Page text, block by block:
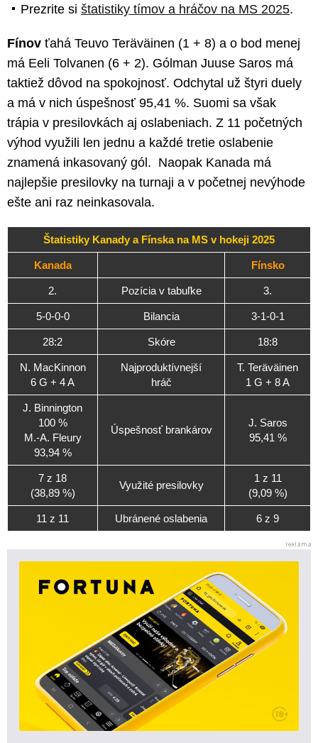
Prezrite si štatistiky tímov a hráčov na MS 2025.
Fínov ťahá Teuvo Teräväinen (1 + 8) a o bod menej
má Eeli Tolvanen (6 + 2). Gólman Juuse Saros má
taktiež dôvod na spokojnosť. Odchytal už štyri duely
a má v nich úspešnosť 95,41 %. Suomi sa však
trápia v presilovkách aj oslabeniach. Z 11 početných
výhod využili len jednu a každé tretie oslabenie
znamená inkasovaný gól. Naopak Kanada má
najlepšie presilovky na turnaji a v početnej nevýhode
ešte ani raz neinkasovala.
Štatistiky Kanady a Fínska na MS v hokeji 2025
Kanada Fínsko
2. Pozícia v tabuľke 3.
5-0-0-0 Bilancia 3-1-0-1
28:2 Skóre 18:8
N. MacKinnon
6 G + 4 A
Najproduktívnejší
hráč
T. Teräväinen
1 G + 8 A
J. Binnington
100 %
M.-A. Fleury
93,94 %
Úspešnosť brankárov
J. Saros
95,41 %
7 z 18
(38,89 %)
Využité presilovky
1 z 11
(9,09 %)
11 z 11 Ubránené oslabenia 6 z 9